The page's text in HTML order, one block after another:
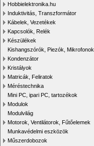
Hobbielektronika.hu
Induktivitás, Transzformátor
Kábelek, Vezetékek
Kapcsolók, Relék
Készülékek
Kishangszórók, Piezók, Mikrofonok
Kondenzátor
Kristályok
Matricák, Feliratok
Méréstechnika
Mini PC, ipari PC, tartozékok
Modulok
Modulvilág
Motorok, Ventilátorok, Fűtőelemek
Munkavédelmi eszközök
Műszerdobozok